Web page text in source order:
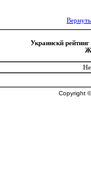
Украинскй
Copyright